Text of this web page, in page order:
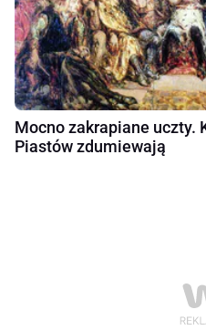
Mocno zakrapiane uczty.
Piastów zdumiewają